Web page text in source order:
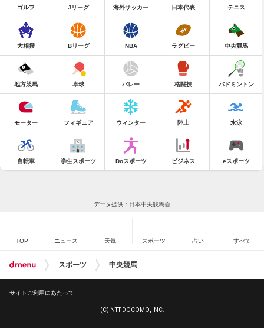
ゴルフ Jリーグ 海外サッカー 日本代表 テニス
大相撲 Bリーグ NBA ラグビー 中央競馬
地方競馬 卓球 バレー 格闘技 バドミントン
モーター フィギュア ウィンター 陸上 水泳
自転車 学生スポーツ Doスポーツ ビジネス eスポーツ
データ提供：日本中央競馬会
TOP ニュース 天気 スポーツ 占い すべて
スポーツ 中央競馬
サイトご利用にあたって
(C) NTT DOCOMO, INC.